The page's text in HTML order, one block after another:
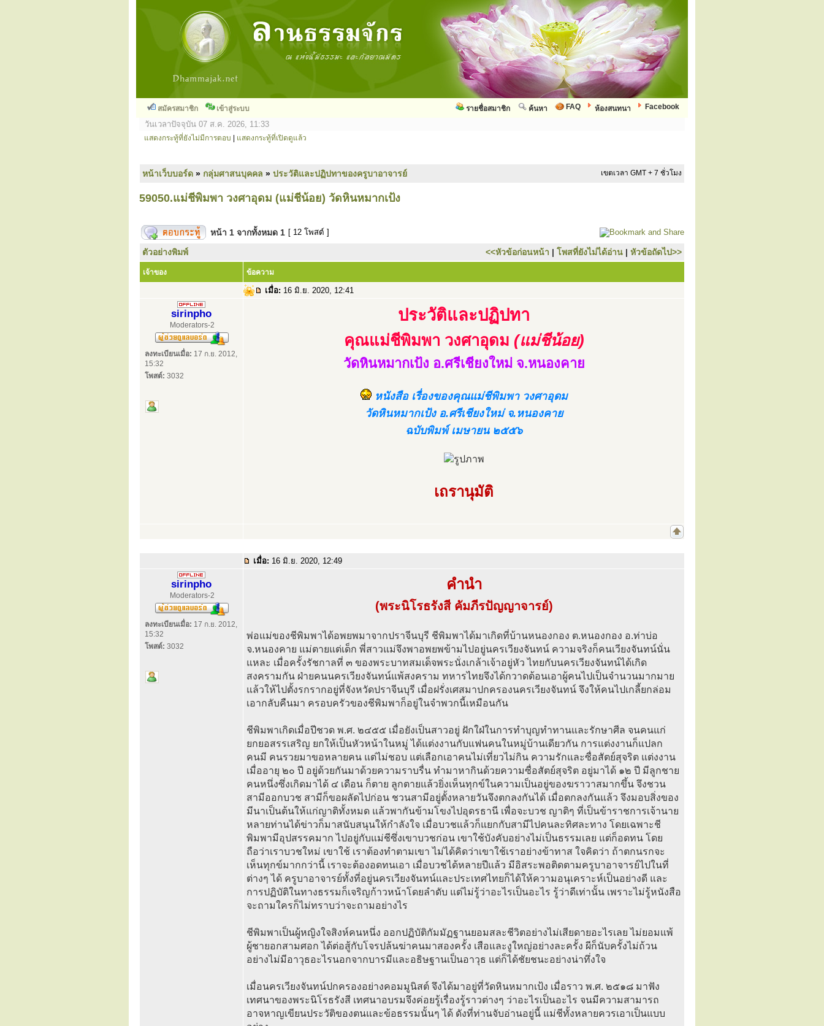
สมัครสมาชิก เข้าสู่ระบบ Facebook
ห้องสนทนา
FAQ
ค้นหา
รายชื่อสมาชิก
วันเวลาปัจจุบัน 07 ส.ค. 2026, 11:33
แสดงกระทู้ที่ยังไม่มีการตอบ แสดงกระทู้ที่เปิดดูแล้ว
หน้าเว็บบอร์ด » กลุ่มศาสนบุคคล » ประวัติและปฏิปทาของครูบาอาจารย์ เขตเวลา GMT + 7 ชั่วโมง
59050.แม่ชีพิมพา วงศาอุดม (แม่ชีน้อย) วัดหินหมากเป้ง
หน้า 1 จากทั้งหมด 1 [ 12 โพสต์ ]
ตัวอย่างพิมพ์ <<หัวข้อก่อนหน้า | โพสที่ยังไม่ได้อ่าน | หัวข้อถัดไป>>
เจ้าของ ข้อความ
เมื่อ: 16 มิ.ย. 2020, 12:41
sirinpho
Moderators-2
ลงทะเบียนเมื่อ: 17 ก.ย. 2012,
15:32
โพสต์: 3032
ประวัติและปฏิปทา
คุณแม่ชีพิมพา วงศาอุดม (แม่ชีน้อย)
วัดหินหมากเป้ง อ.ศรีเชียงใหม่ จ.หนองคาย
หนังสือ เรื่องของคุณแม่ชีพิมพา วงศาอุดม
วัดหินหมากเป้ง อ.ศรีเชียงใหม่ จ.หนองคาย
ฉบับพิมพ์ เมษายน ๒๕๕๖
เถรานุมัติ
เมื่อ: 16 มิ.ย. 2020, 12:49
sirinpho
Moderators-2
ลงทะเบียนเมื่อ: 17 ก.ย. 2012,
15:32
โพสต์: 3032
คำนำ
(พระนิโรธรังสี คัมภีรปัญญาจารย์)
พ่อแม่ของชีพิมพาได้อพยพมาจากปราจีนบุรี ชีพิมพาได้มาเกิดที่บ้านหนองกอง ต.หนองกอง อ.ท่าบ่อ
จ.หนองคาย แม่ตายแต่เด็ก พี่สาวแม่จึงพาอพยพข้ามไปอยู่นครเวียงจันทน์ ความจริงก็คนเวียงจันทน์นั่น
แหละ เมื่อครั้งรัชกาลที่ ๓ ของพระบาทสมเด็จพระนั่งเกล้าเจ้าอยู่หัว ไทยกับนครเวียงจันทน์ได้เกิด
สงครามกัน ฝ่ายคนนครเวียงจันทน์แพ้สงคราม ทหารไทยจึงได้กวาดต้อนเอาผู้คนไปเป็นจำนวนมากมาย
แล้วให้ไปตั้งรกรากอยู่ที่จังหวัดปราจีนบุรี เมื่อฝรั่งเศสมาปกครองนครเวียงจันทน์ จึงให้คนไปเกลี้ยกล่อม
เอากลับคืนมา ครอบครัวของชีพิมพาก็อยู่ในจำพวกนี้เหมือนกัน
ชีพิมพาเกิดเมื่อปีชวด พ.ศ. ๒๔๕๕ เมื่อยังเป็นสาวอยู่ ฝักใฝ่ในการทำบุญทำทานและรักษาศีล จนคนแก่
ยกยอสรรเสริญ ยกให้เป็นหัวหน้าในหมู่ ได้แต่งงานกับแฟนคนในหมู่บ้านเดียวกัน การแต่งงานก็แปลก
คนมี คนรวยมาขอหลายคน แต่ไม่ชอบ แต่เลือกเอาคนไม่เที่ยวไม่กิน ความรักและซื่อสัตย์สุจริต แต่งงาน
เมื่ออายุ ๒๐ ปี อยู่ด้วยกันมาด้วยความราบรื่น ทำมาหากินด้วยความซื่อสัตย์สุจริต อยู่มาได้ ๑๒ ปี มีลูกชาย
คนหนึ่งซึ่งเกิดมาได้ ๔ เดือน ก็ตาย ลูกตายแล้วยิ่งเห็นทุกข์ในความเป็นอยู่ของฆราวาสมากขึ้น จึงชวน
สามีออกบวช สามีก็ขอผลัดไปก่อน ชวนสามีอยู่ตั้งหลายวันจึงตกลงกันได้ เมื่อตกลงกันแล้ว จึงมอบสิ่งของ
มีนาเป็นต้นให้แก่ญาติทั้งหมด แล้วพากันข้ามโขงไปอุดรธานี เพื่อจะบวช ญาติๆ ที่เป็นข้าราชการเจ้านาย
หลายท่านได้ข่าวก็มาสนับสนุนให้กำลังใจ เมื่อบวชแล้วก็แยกกับสามีไปคนละทิศละทาง โดยเฉพาะชี
พิมพามีอุปสรรคมาก ไปอยู่กับแม่ชีซึ่งเขาบวชก่อน เขาใช้บังคับอย่างไม่เป็นธรรมเลย แต่ก็อดทน โดย
ถือว่าเราบวชใหม่ เขาใช้ เราต้องทำตามเขา ไม่ได้คิดว่าเขาใช้เราอย่างข้าทาส ใจคิดว่า ถ้าตกนรกจะ
เห็นทุกข์มากกว่านี้ เราจะต้องอดทนเอา เมื่อบวชได้หลายปีแล้ว มีอิสระพอติดตามครูบาอาจารย์ไปในที่
ต่างๆ ได้ ครูบาอาจารย์ทั้งที่อยู่นครเวียงจันทน์และประเทศไทยก็ได้ให้ความอนุเคราะห์เป็นอย่างดี และ
การปฏิบัติในทางธรรมก็เจริญก้าวหน้าโดยลำดับ แต่ไม่รู้ว่าอะไรเป็นอะไร รู้ว่าดีเท่านั้น เพราะไม่รู้หนังสือ
จะถามใครก็ไม่ทราบว่าจะถามอย่างไร
ชีพิมพาเป็นผู้หญิงใจสิงห์คนหนึ่ง ออกปฏิบัติกัมมัฏฐานยอมสละชีวิตอย่างไม่เสียดายอะไรเลย ไม่ยอมแพ้
ผู้ชายอกสามศอก ได้ต่อสู้กับโจรปล้นฆ่าคนมาสองครั้ง เสือและงูใหญ่อย่างละครั้ง ผีก็นับครั้งไม่ถ้วน
อย่างไม่มีอาวุธอะไรนอกจากบารมีและอธิษฐานเป็นอาวุธ แต่ก็ได้ชัยชนะอย่างน่าทึ่งใจ
เมื่อนครเวียงจันทน์ปกครองอย่างคอมมูนิสต์ จึงได้มาอยู่ที่วัดหินหมากเป้ง เมื่อราว พ.ศ. ๒๕๑๘ มาฟัง
เทศนาของพระนิโรธรังสี เทศนาอบรมจึงค่อยรู้เรื่องรู้ราวต่างๆ ว่าอะไรเป็นอะไร จนมีความสามารถ
อาจหาญเขียนประวัติของตนและข้อธรรมนั้นๆ ได้ ดังที่ท่านจับอ่านอยู่นี้ แม่ชีทั้งหลายควรเอาเป็นแบบ